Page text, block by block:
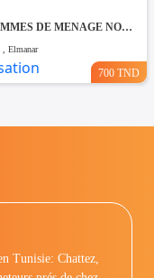
DES FEMMES DE MENAGE NON COUCHANTES A El Manar
, Elmanar
700 TND
Tunisie: Chattez,